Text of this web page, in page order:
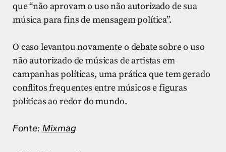
que “não aprovam o uso não autorizado de sua
música para fins de mensagem política”.
O caso levantou novamente o debate sobre o uso
não autorizado de músicas de artistas em
campanhas políticas, uma prática que tem gerado
conflitos frequentes entre músicos e figuras
políticas ao redor do mundo.
Fonte: Mixmag